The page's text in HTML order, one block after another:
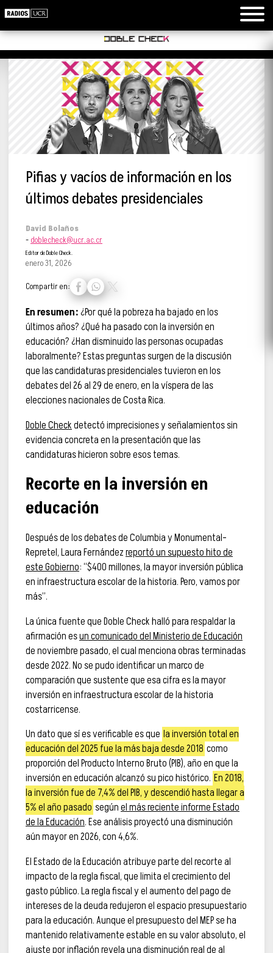
Pifias y vacíos de información en los
últimos debates presidenciales
David Bolaños
- doblecheck@ucr.ac.cr
Editor de Doble Check.
enero 31, 2026
Compartir en:
En resumen:¿Por qué la pobreza ha bajado en los
últimos años? ¿Qué ha pasado con la inversión en
educación? ¿Han disminuido las personas ocupadas
laboralmente? Estas preguntas surgen de la discusión
que las candidaturas presidenciales tuvieron en los
debates del 26 al 29 de enero, en la víspera de las
elecciones nacionales de Costa Rica.
Doble Checkdetectó imprecisiones y señalamientos sin
evidencia concreta en la presentación que las
candidaturas hicieron sobre esos temas.
Recorte en la inversión en
educación
Después de los debates de Columbia y Monumental-
Repretel, Laura Fernándezreportó un supuesto hito de
este Gobierno: “$400 millones, la mayor inversión pública
en infraestructura escolar de la historia. Pero, vamos por
más”.
La única fuente que Doble Check halló para respaldar la
afirmación esun comunicado del Ministerio de Educación
de noviembre pasado, el cual menciona obras terminadas
desde 2022. No se pudo identificar un marco de
comparación que sustente que esa cifra es la mayor
inversión en infraestructura escolar de la historia
costarricense.
Un dato que sí es verificable es que la inversión total en
educación del 2025 fue la más baja desde 2018 como
proporción del Producto Interno Bruto (PIB), año en que la
inversión en educación alcanzó su pico histórico. En 2018,
la inversión fue de 7,4% del PIB, y descendió hasta llegar a
5% el año pasado segúnel más reciente informe Estado
de la Educación. Ese análisis proyectó una disminución
aún mayor en 2026, con 4,6%.
El Estado de la Educación atribuye parte del recorte al
impacto de la regla fiscal, que limita el crecimiento del
gasto público. La regla fiscal y el aumento del pago de
intereses de la deuda redujeron el espacio presupuestario
para la educación. Aunque el presupuesto del MEP se ha
mantenido relativamente estable en su valor absoluto, el
ajuste por inflación revela una disminución real de al